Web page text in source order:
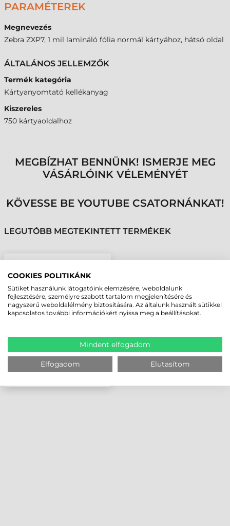
PARAMÉTEREK
Megnevezés
Zebra ZXP7, 1 mil lamináló fólia normál kártyához, hátsó oldal
ÁLTALÁNOS JELLEMZŐK
Termék kategória
Kártyanyomtató kellékanyag
Kiszereles
750 kártyaoldalhoz
MEGBÍZHAT BENNÜNK! ISMERJE MEG
VÁSÁRLÓINK VÉLEMÉNYÉT
KÖVESSE BE YOUTUBE CSATORNÁNKAT!
LEGUTÓBB MEGTEKINTETT TERMÉKEK
KÁRTYA NYOMTATÓ
LAMINÁLÓ FÓLIA ZXP7 -
750 OLDAL, HÁTSÓ,
VÍZTISZTA, 1 MIL
COOKIES POLITIKÁNK
Sütiket használunk látogatóink elemzésére, weboldalunk
fejlesztésére, személyre szabott tartalom megjelenítésére és
nagyszerű weboldalélmény biztosítására. Az általunk használt sütikkel
kapcsolatos további információkért nyissa meg a beállításokat.
Mindent elfogadom
Elfogadom Elutasítom